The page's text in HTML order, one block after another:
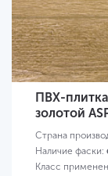
ПВХ-
золотой
Страна
Наличие фаски:
Класс